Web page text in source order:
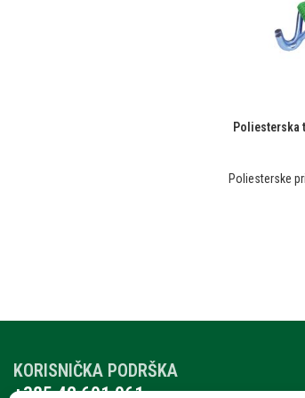
Poliesterska
Poliesterske
KORISNIČKA PODRŠKA